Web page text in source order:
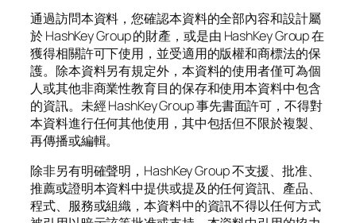
通過訪問本資料，您確認本資料的全部內容和設計屬
於 HashKey Group 的財產，或是由 HashKey Group 在
獲得相關許可下使用，並受適用的版權和商標法的保
護。除本資料另有規定外，本資料的使用者僅可為個
人或其他非商業性教育目的保存和使用本資料中包含
的資訊。未經 HashKey Group 事先書面許可，不得對
本資料進行任何其他使用，其中包括但不限於複製、
再傳播或編輯。
除非另有明確聲明，HashKey Group 不支援、批准、
推薦或證明本資料中提供或提及的任何資訊、產品、
程式、服務或組織，本資料中的資訊不得以任何方式